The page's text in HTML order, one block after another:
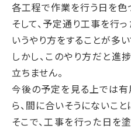
各工程で作業を行う日を色
そして、予定通り工事を行
いうやり方をすることが多い
しかし、このやり方だと
立ちません。
今後の予定を見る上では
ら、間に合いそうにないこと
そこで、工事を行った日を